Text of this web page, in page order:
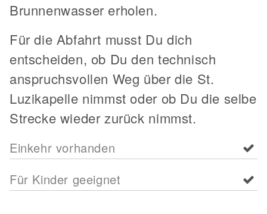
Brunnenwasser erholen.
Für die Abfahrt musst Du dich
entscheiden, ob Du den technisch
anspruchsvollen Weg über die St.
Luzikapelle nimmst oder ob Du die selbe
Strecke wieder zurück nimmst.
Einkehr vorhanden
Für Kinder geeignet